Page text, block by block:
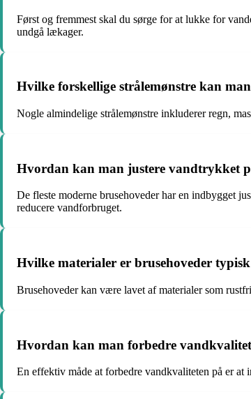
Først og fremmest skal du sørge for at lukke for
undgå lækager.
Hvilke forskellige strålemønstre kan
Nogle almindelige strålemønstre inkluderer regn,
Hvordan kan man justere vandtrykket
De fleste moderne brusehoveder har en indbygget
reducere vandforbruget.
Hvilke materialer er brusehoveder
Brusehoveder kan være lavet af materialer som
Hvordan kan man forbedre
En effektiv måde at forbedre vandkvaliteten på er at